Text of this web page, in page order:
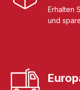
Erhalten
und